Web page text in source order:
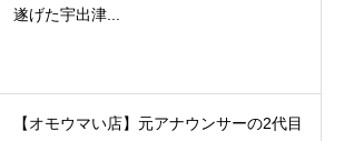
遂げた宇出津...
【オモウマい店】元アナウンサーの2代目